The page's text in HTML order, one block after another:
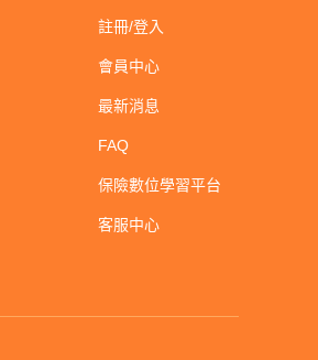
註冊/登入
會員中心
最新消息
FAQ
保險數位學習平台
客服中心